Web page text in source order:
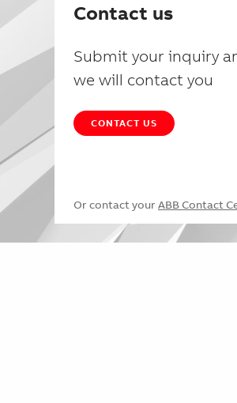
Contact us
Submit your inquiry
we will contact you
CONTACT US
Or contact your ABB Contact